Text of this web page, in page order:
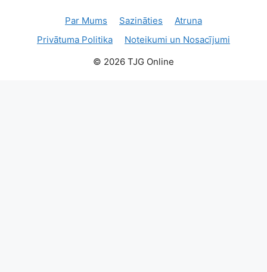
Par Mums Sazināties
Atruna
Privātuma Politika
Noteikumi un Nosacījumi
© 2026 TJG Online